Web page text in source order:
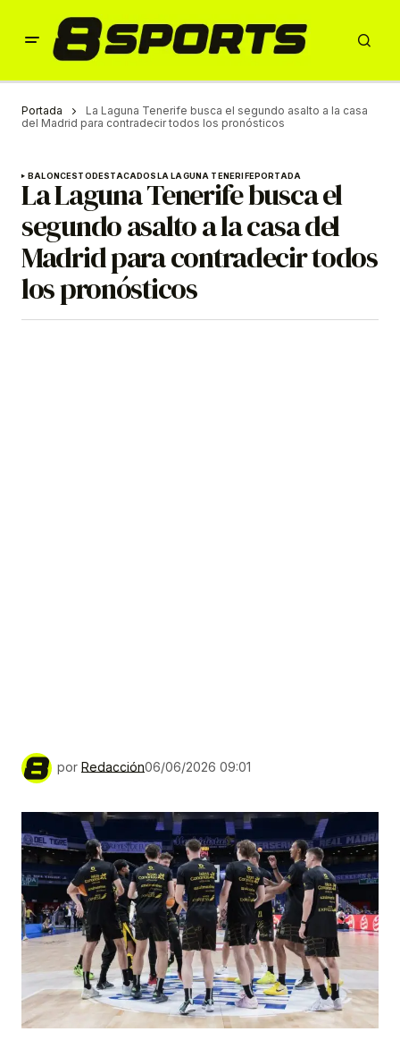
Portada
La Laguna Tenerife busca el segundo asalto a la casa
del Madrid para contradecir todos los pronósticos
BALONCESTODESTACADOSLA LAGUNA TENERIFEPORTADA
La Laguna Tenerife busca el
segundo asalto a la casa del
Madrid para contradecir todos
los pronósticos
por Redacción06/06/2026 09:01